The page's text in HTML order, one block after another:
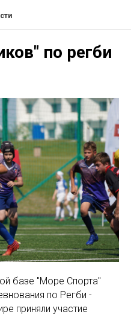
по регби
базе "Море Спорта"
по Регби -
приняли участие